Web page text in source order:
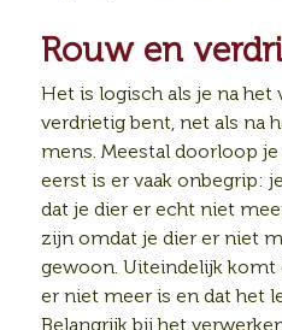
Rouw en
Het is logisch als je na het
verdrietig bent, net als na
mens. Meestal doorloop
eerst is er vaak onbegrip:
dat je dier er echt niet
zijn omdat je dier er niet
gewoon. Uiteindelijk komt
er niet meer is en dat het
Belangrijk bij het